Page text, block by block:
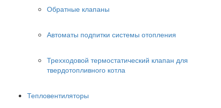
Обратные клапаны
Автоматы подпитки системы отопления
Трехходовой термостатический клапан для
твердотопливного котла
Тепловентиляторы